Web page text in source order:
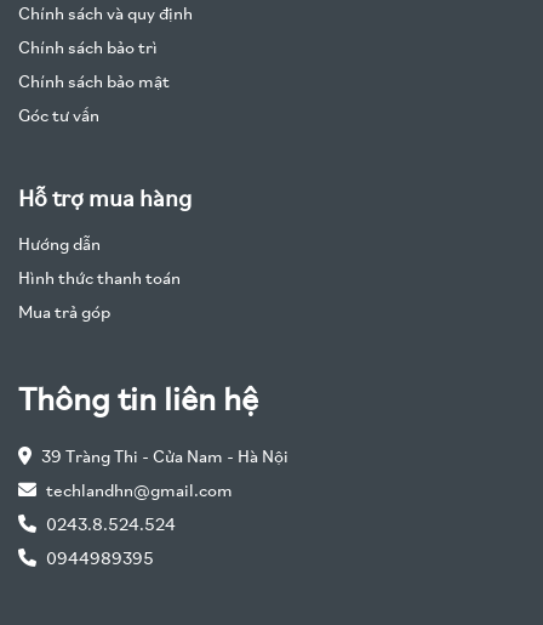
Chính sách và quy định
Chính sách bảo trì
Chính sách bảo mật
Góc tư vấn
Hỗ trợ mua hàng
Hướng dẫn
Hình thức thanh toán
Mua trả góp
Thông tin liên hệ
39 Tràng Thi - Cửa Nam - Hà Nội
techlandhn@gmail.com
0243.8.524.524
0944989395